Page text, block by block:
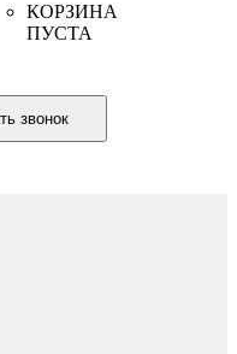
КОРЗИНА
ПУСТА
звонок